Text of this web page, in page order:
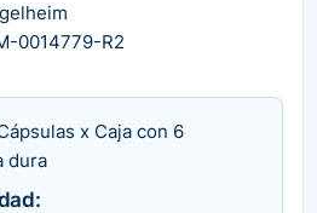
0014779-R2
x Caja con 6
dura